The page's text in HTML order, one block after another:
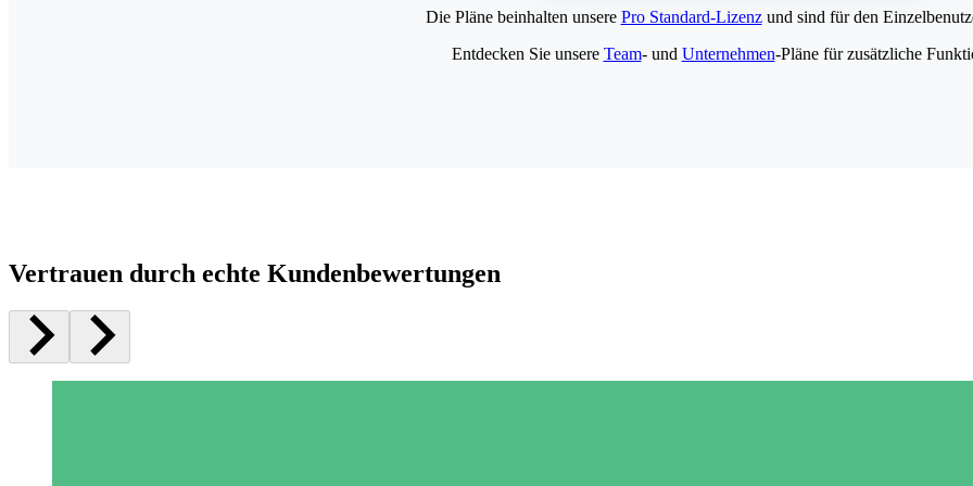
Die Pläne beinhalten unsere Pro Standard-Lizenzund sind für den
Entdecken Sie unsere Team- und Unternehmen-Pläne für zusätzliche
Vertrauen durch echte Kundenbewertungen